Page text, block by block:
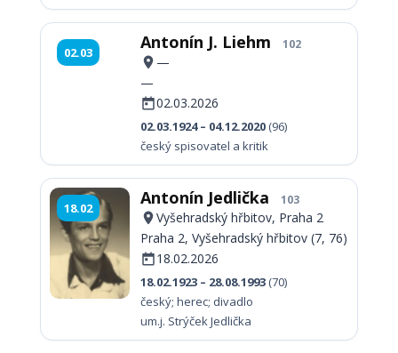
02.03 Antonín J. Liehm 102
—
—
02.03.2026
02.03.1924 – 04.12.2020 (96)
český spisovatel a kritik
18.02 Antonín Jedlička 103
Vyšehradský hřbitov, Praha 2
Praha 2, Vyšehradský hřbitov (7, 76)
18.02.2026
18.02.1923 – 28.08.1993 (70)
český; herec; divadlo
um.j. Strýček Jedlička